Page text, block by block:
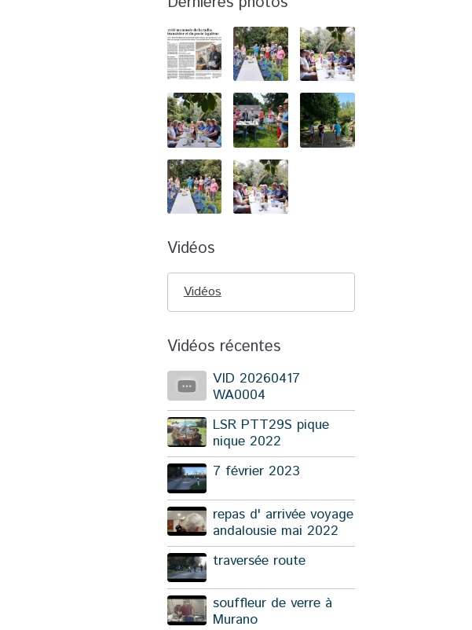
Vidéos
Vidéos
Vidéos récentes
VID 20260417
WA0004
LSR PTT29S pique
nique 2022
7 février 2023
repas d' arrivée voyage
andalousie mai 2022
traversée route
souffleur de verre à
Murano